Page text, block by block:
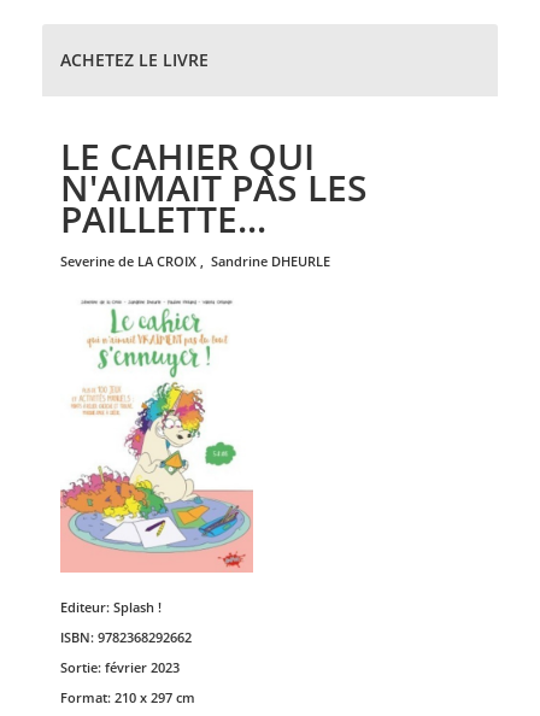
ACHETEZ LE LIVRE
LE CAHIER QUI
N'AIMAIT PAS LES
PAILLETTE...
severine de LA CROIX , sandrine DHEURLE
Editeur: Splash !
ISBN: 9782368292662
Sortie: février 2023
Format: 210 x 297 cm